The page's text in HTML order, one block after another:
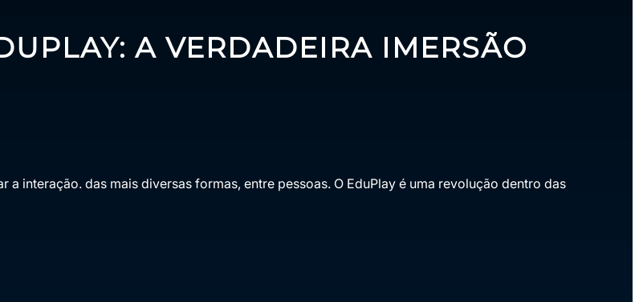
A VERDADEIRA IMERSÃO
interação. das mais diversas formas, entre pessoas. O EduPlay é uma revolução dentro das